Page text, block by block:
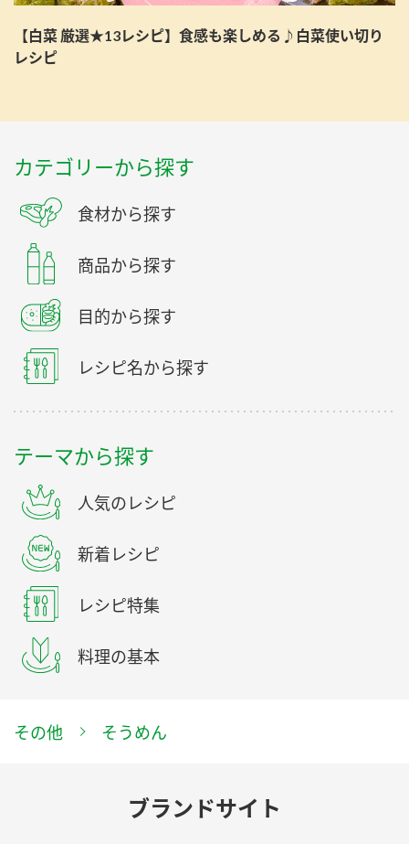
【白菜 厳選★13レシピ】食感も楽しめる♪白菜使い切り
レシピ
カテゴリーから探す
食材から探す
商品から探す
目的から探す
レシピ名から探す
テーマから探す
人気のレシピ
新着レシピ
レシピ特集
料理の基本
その他 そうめん
ブランドサイト